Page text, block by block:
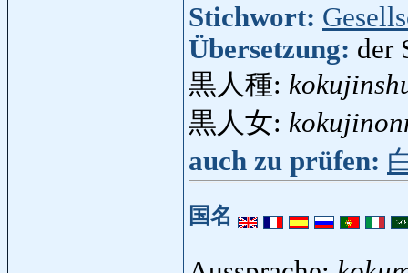
Stichwort:
Übersetzung: der
黒人種:
黒人女:
auch zu prüfen:
国名